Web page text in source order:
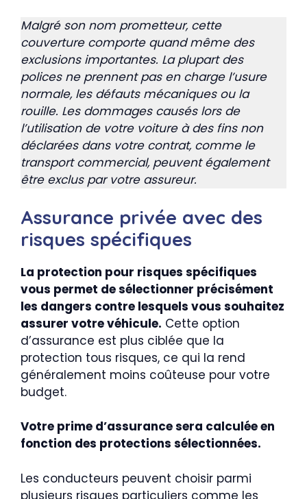
Malgré son nom prometteur, cette
couverture comporte quand même des
exclusions importantes. La plupart des
polices ne prennent pas en charge l’usure
normale, les défauts mécaniques ou la
rouille. Les dommages causés lors de
l’utilisation de votre voiture à des fins non
déclarées dans votre contrat, comme le
transport commercial, peuvent également
être exclus par votre assureur.
Assurance privée avec des
risques spécifiques
La protection pour risques spécifiques
vous permet de sélectionner précisément
les dangers contre lesquels vous souhaitez
assurer votre véhicule. Cette option
d’assurance est plus ciblée que la
protection tous risques, ce qui la rend
généralement moins coûteuse pour votre
budget.
Votre prime d’assurance sera calculée en
fonction des protections sélectionnées.
Les conducteurs peuvent choisir parmi
plusieurs risques particuliers comme les